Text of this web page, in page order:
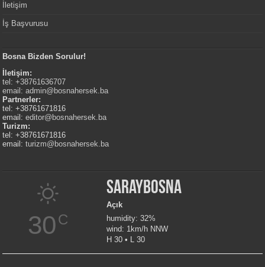
İletişim
İş Başvurusu
Bosna Bizden Sorulur!
İletişim:
tel: +38761636707
email:admin@bosnahersek.ba
Partnerler:
tel: +38761671816
email:editor@bosnahersek.ba
Turizm:
tel: +38761671816
email:turizm@bosnahersek.ba
30C
Saraybosna
Açık
humidity: 32%
wind: 1km/h NNW
H 30 • L 30